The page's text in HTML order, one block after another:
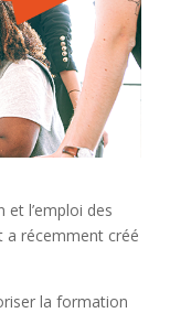
l’emploi des
a récemment créé
la formation